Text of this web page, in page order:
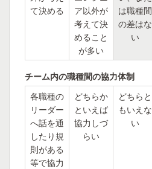
て決める
ア以外が
考えて決
めること
が多い
は職種間
の差はな
い
チーム内の職種間の協力体制
各職種の
リーダー
へ話を通
したり規
則がある
等で協力
どちらか
といえば
協力しづ
らい
どちらと
もいえな
い